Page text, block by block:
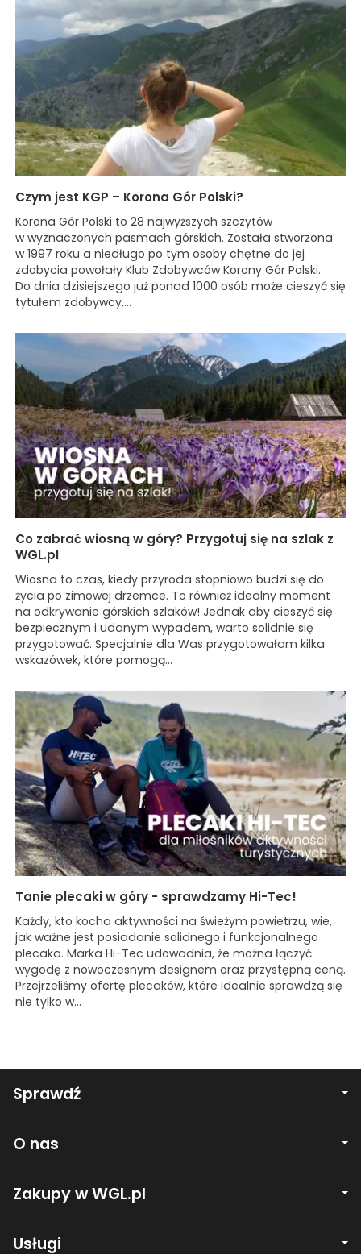
Czym jest KGP – Korona Gór Polski?
Korona Gór Polski to 28 najwyższych szczytów
w wyznaczonych pasmach górskich. Została stworzona
w 1997 roku a niedługo po tym osoby chętne do jej
zdobycia powołały Klub Zdobywców Korony Gór Polski.
Do dnia dzisiejszego już ponad 1000 osób może cieszyć się
tytułem zdobywcy,...
Co zabrać wiosną w góry? Przygotuj się na szlak z
WGL.pl
Wiosna to czas, kiedy przyroda stopniowo budzi się do
życia po zimowej drzemce. To również idealny moment
na odkrywanie górskich szlaków! Jednak aby cieszyć się
bezpiecznym i udanym wypadem, warto solidnie się
przygotować. Specjalnie dla Was przygotowałam kilka
wskazówek, które pomogą...
Tanie plecaki w góry - sprawdzamy Hi-Tec!
Każdy, kto kocha aktywności na świeżym powietrzu, wie,
jak ważne jest posiadanie solidnego i funkcjonalnego
plecaka. Marka Hi-Tec udowadnia, że można łączyć
wygodę z nowoczesnym designem oraz przystępną ceną.
Przejrzeliśmy ofertę plecaków, które idealnie sprawdzą się
nie tylko w...
Sprawdź
O nas
Zakupy w WGL.pl
Usługi